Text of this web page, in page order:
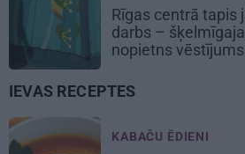
Rīgas centrā tapis
darbs –
nopietns vēstījums
IEVAS RECEPTES
KABAČU ĒDIENI